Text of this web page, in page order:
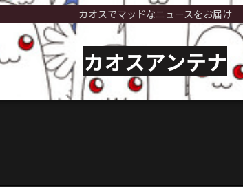
カオスでマッドなニュースをお届け
カオスアンテナ